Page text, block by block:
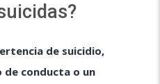
de suicidio,
de conducta o un